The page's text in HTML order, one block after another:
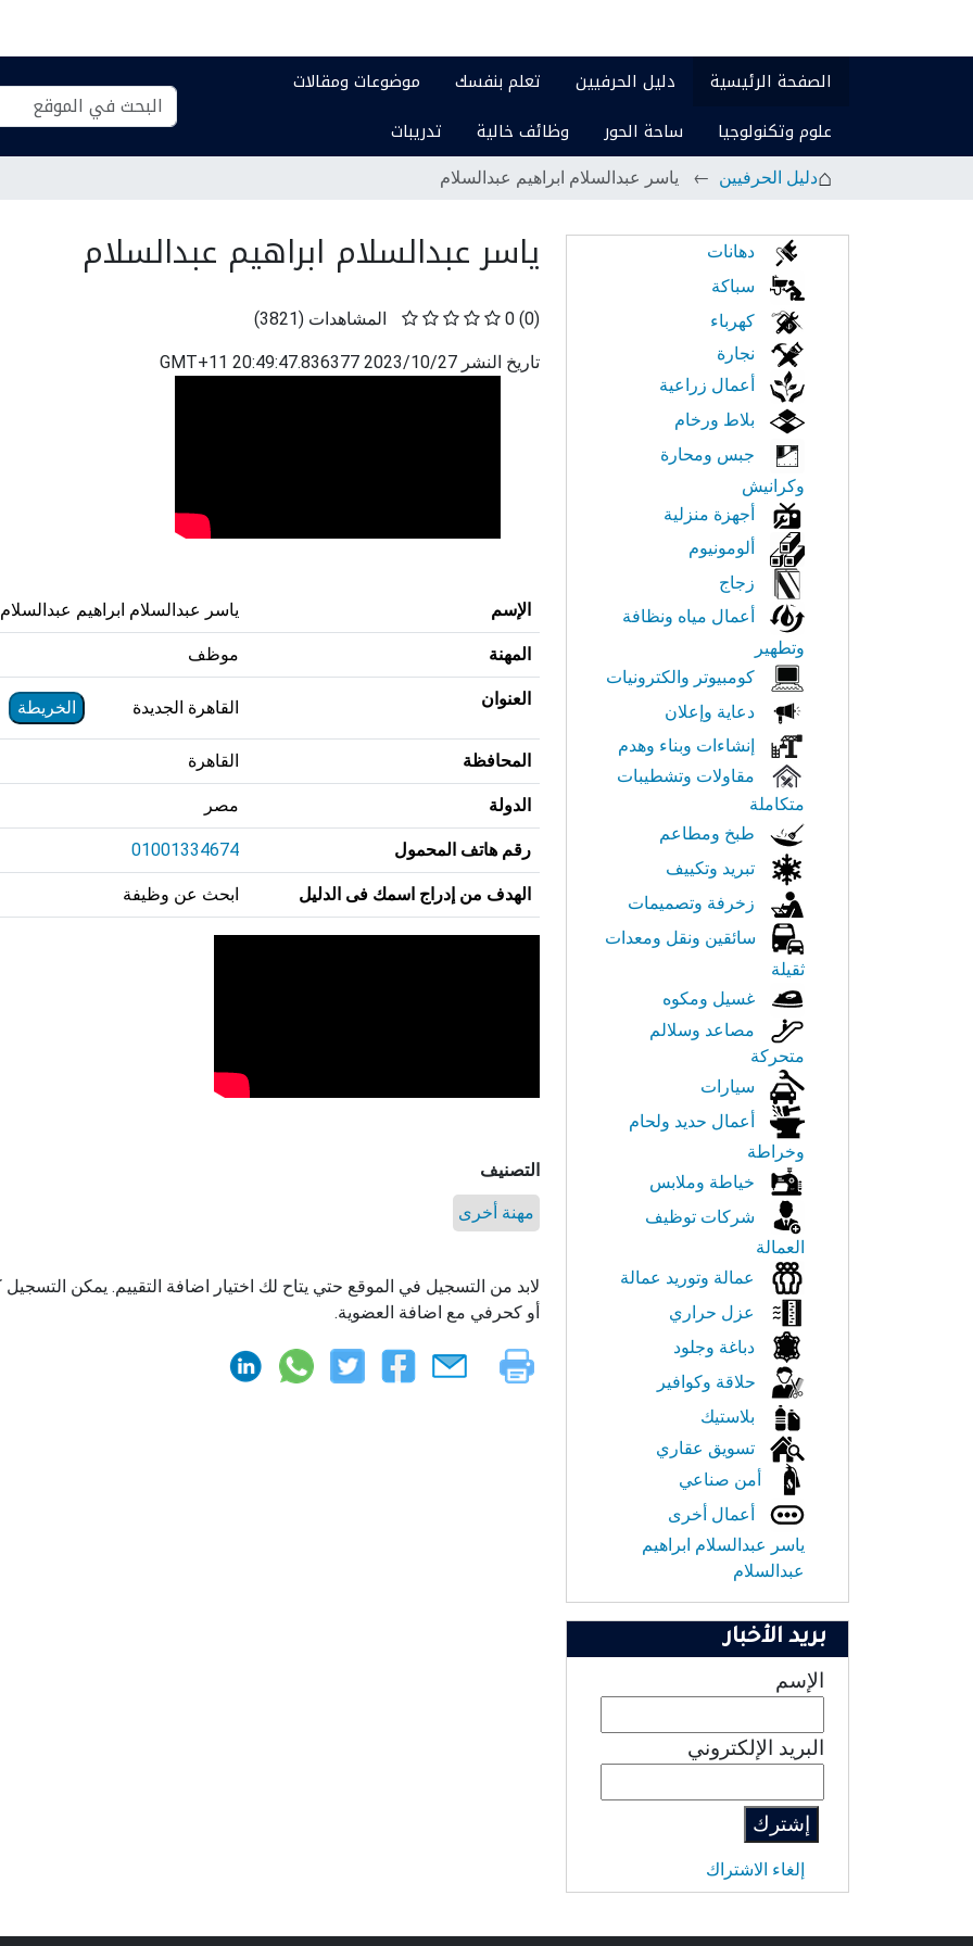
الصفحة الرئيسية دليل الحرفيين تعلم بنفسك
موضوعات ومقالات
علوم وتكنولوجيا
ساحة الحور وظائف خالية تدريبات بحث
بحث
دليل الحرفيين ياسر عبدالسلام ابراهيم عبدالسلام
ياسر عبدالسلام ابراهيم عبدالسلام
(0)
0 المشاهدات (
3821
)
تاريخ النشر 2023/10/27 20:49:47.836377 GMT+11
الإسم ياسر عبدالسلام ابراهيم عبدالسلام
المهنة موظف
العنوان القاهرة الجديدة الخريطة
المحافظة القاهرة
الدولة مصر
رقم هاتف المحمول 01001334674
الهدف من إدراج اسمك فى الدليل ابحث عن وظيفة
التصنيف
مهنة أخرى
لابد من التسجيل في الموقع حتي يتاح لك اختيار اضافة التقييم. يمكن
أو كحرفي مع اضافة العضوية.
الابحار
النت
دهانات
سباكة
كهرباء
نجارة
أعمال زراعية
بلاط ورخام
جبس ومحارة
وكرانيش
أجهزة منزلية
ألومونيوم
زجاج
أعمال مياه ونظافة
وتطهير
كومبيوتر والكترونيات
دعاية وإعلان
إنشاءات وبناء وهدم
مقاولات وتشطيبات
متكاملة
طبخ ومطاعم
تبريد وتكييف
زخرفة وتصميمات
سائقين ونقل ومعدات
ثقيلة
غسيل ومكوه
مصاعد وسلالم
متحركة
سيارات
أعمال حديد ولحام
وخراطة
خياطة وملابس
شركات توظيف
العمالة
عمالة وتوريد عمالة
عزل حراري
دباغة وجلود
حلاقة وكوافير
بلاستيك
تسويق عقاري
أمن صناعي
أعمال أخرى
ياسر عبدالسلام ابراهيم
عبدالسلام
بريد الأخبار
الإسم
البريد الإلكتروني
إلغاء الاشتراك